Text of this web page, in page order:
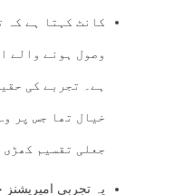
کانٹ کہتا ہے کہ
وصول ہونے والے
ہے۔ تجربے کی
خیال تھا جس پر
جعلی تقسیم کھڑی
یہ تجربی امپریشنز